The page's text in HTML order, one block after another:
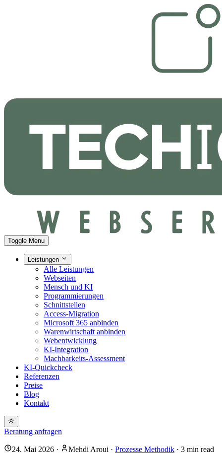
Toggle Menu
Leistungen
Alle Leistungen
Webseiten
Mensch und KI
Programmierungen
Schnittstellen
Access-Migration
Microsoft 365 anbinden
Warenwirtschaft anbinden
Webentwicklung
KI-Integration
Machbarkeits-Assessment
KI-Quickcheck
Referenzen
Preise
Blog
Kontakt
Beratung anfragen
24. Mai 2026 · Mehdi Aroui · Prozesse Methodik · 3 min read